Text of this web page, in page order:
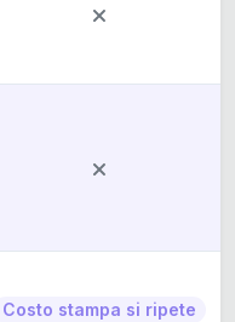
Costo stampa si ripete